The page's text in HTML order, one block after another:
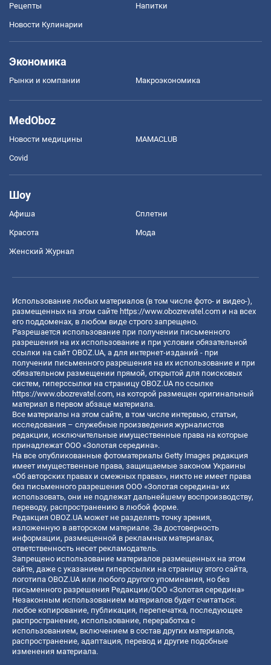
Рецепты Напитки
Новости Кулинарии
Экономика
Рынки и компании Mакроэкономика
MedOboz
Новости медицины MAMACLUB
Covid
Шоу
Афиша Сплетни
Красота Мода
Женский Журнал
Использование любых материалов (в том числе фото- и видео-),
размещенных на этом сайте https://www.obozrevatel.com и на всех
его поддоменах, в любом виде строго запрещено.
Разрешается использование при получении письменного
разрешения на их использование и при условии обязательной
ссылки на сайт OBOZ.UA, а для интернет-изданий - при
получении письменного разрешения на их использование и при
обязательном размещении прямой, открытой для поисковых
систем, гиперссылки на страницу OBOZ.UA по ссылке
https://www.obozrevatel.com, на которой размещен оригинальный
материал в первом абзаце материала.
Все материалы на этом сайте, в том числе интервью, статьи,
исследования – служебные произведения журналистов
редакции, исключительные имущественные права на которые
принадлежат ООО «Золотая середина».
На все опубликованные фотоматериалы Getty Images редакция
имеет имущественные права, защищаемые законом Украины
«Об авторских правах и смежных правах», никто не имеет права
без письменного разрешения ООО «Золотая середина» их
использовать, они не подлежат дальнейшему воспроизводству,
переводу, распространению в любой форме.
Редакция OBOZ.UA может не разделять точку зрения,
изложенную в авторском материале. За достоверность
информации, размещенной в рекламных материалах,
ответственность несет рекламодатель.
Запрещено использование материалов размещенных на этом
сайте, даже с указанием гиперссылки на страницу этого сайта,
логотипа OBOZ.UA или любого другого упоминания, но без
письменного разрешения Редакции/ООО «Золотая середина»
Незаконным использованием материалов будет считаться:
любое копирование, публикация, перепечатка, последующее
распространение, использование, переработка с
использованием, включением в состав других материалов,
распространение, адаптация, перевод и другие подобные
изменения материала.